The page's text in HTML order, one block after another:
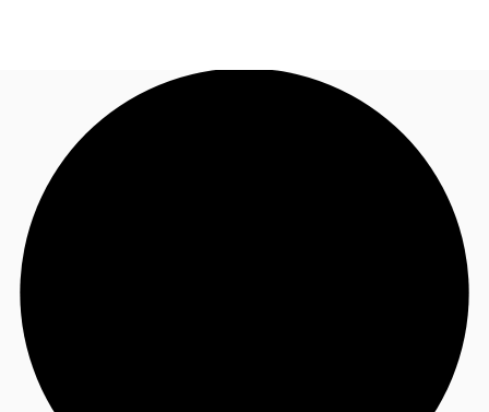
オフィス・事務所
倉庫・物流センター
お電話